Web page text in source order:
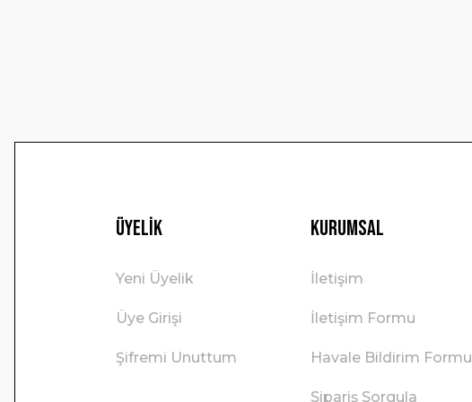
Üyelik
Yeni Üyelik
Üye Girişi
Şifremi Unuttum
Kurumsal
İletişim
İletişim Formu
Havale Bildirim Formu
Sipariş Sorgula